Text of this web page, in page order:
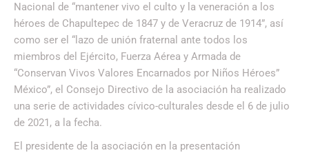
Nacional de “mantener vivo el culto y la veneración a los
héroes de Chapultepec de 1847 y de Veracruz de 1914”, así
como ser el “lazo de unión fraternal ante todos los
miembros del Ejército, Fuerza Aérea y Armada de
“Conservan Vivos Valores Encarnados por Niños Héroes”
México”, el Consejo Directivo de la asociación ha realizado
una serie de actividades cívico-culturales desde el 6 de julio
de 2021, a la fecha.
El presidente de la asociación en la presentación